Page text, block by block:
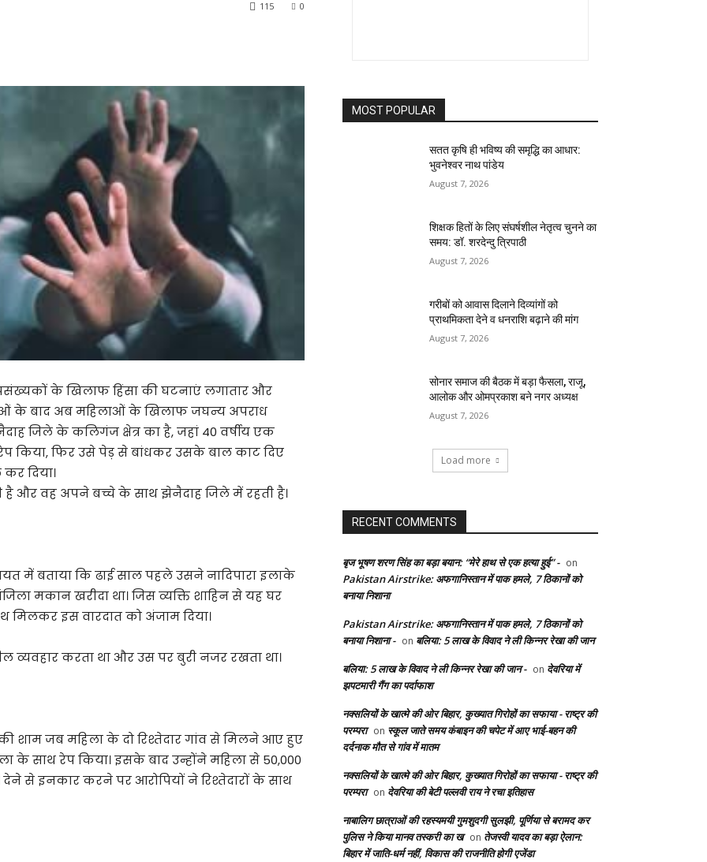
0
115
के खिलाफ हिंसा की घटनाएं लगातार और
के बाद अब महिलाओं के खिलाफ जघन्य अपराध
जिले के कलिगंज क्षेत्र का है, जहां 40 वर्षीय एक
किया, फिर उसे पेड़ से बांधकर उसके बाल काट दिए
दिया।
है और वह अपने बच्चे के साथ झेनैदाह जिले में रहती है।
में बताया कि ढाई साल पहले उसने नादिपारा इलाके
मकान खरीदा था। जिस व्यक्ति शाहिन से यह घर
मिलकर इस वारदात को अंजाम दिया।
व्यवहार करता था और उस पर बुरी नजर रखता था।
शाम जब महिला के दो रिश्तेदार गांव से मिलने आए हुए
साथ रेप किया। इसके बाद उन्होंने महिला से 50,000
से इनकार करने पर आरोपियों ने रिश्तेदारों के साथ
MOST POPULAR
सतत कृषि ही भविष्य की समृद्धि का आधार:
भुवनेश्वर नाथ पांडेय
August 7, 2026
शिक्षक हितों के लिए संघर्षशील नेतृत्व चुनने का
समय: डॉ. शरदेन्दु त्रिपाठी
August 7, 2026
गरीबों को आवास दिलाने दिव्यांगों को
प्राथमिकता देने व धनराशि बढ़ाने की मांग
August 7, 2026
सोनार समाज की बैठक में बड़ा फैसला, राजू,
आलोक और ओमप्रकाश बने नगर अध्यक्ष
August 7, 2026
Load more
RECENT COMMENTS
बृज भूषण शरण सिंह का बड़ा बयान: “मेरे हाथ से एक हत्या हुई” - on
Pakistan Airstrike: अफगानिस्तान में पाक हमले, 7 ठिकानों को
बनाया निशाना
Pakistan Airstrike: अफगानिस्तान में पाक हमले, 7 ठिकानों को
बनाया निशाना - on बलिया: 5 लाख के विवाद ने ली किन्नर रेखा की जान
बलिया: 5 लाख के विवाद ने ली किन्नर रेखा की जान - on देवरिया में
झपटमारी गैंग का पर्दाफाश
नक्सलियों के खात्मे की ओर बिहार, कुख्यात गिरोहों का सफाया - राष्ट्र की
परम्परा on स्कूल जाते समय कंबाइन की चपेट में आए भाई-बहन की
दर्दनाक मौत से गांव में मातम
नक्सलियों के खात्मे की ओर बिहार, कुख्यात गिरोहों का सफाया - राष्ट्र की
परम्परा on देवरिया की बेटी पल्लवी राय ने रचा इतिहास
नाबालिग छात्राओं की रहस्यमयी गुमशुदगी सुलझी, पूर्णिया से बरामद कर
पुलिस ने किया मानव तस्करी का ख on तेजस्वी यादव का बड़ा ऐलान:
बिहार में जाति-धर्म नहीं, विकास की राजनीति होगी एजेंडा